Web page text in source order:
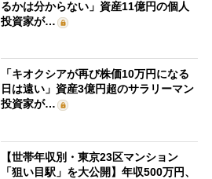
るかは分からない」資産11億円の個人
投資家が…
「キオクシアが再び株価10万円になる
日は遠い」資産3億円超のサラリーマン
投資家が…
【世帯年収別・東京23区マンション
「狙い目駅」を大公開】年収500万円、